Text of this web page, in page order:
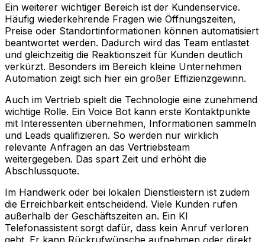
Ein weiterer wichtiger Bereich ist der Kundenservice.
Häufig wiederkehrende Fragen wie Öffnungszeiten,
Preise oder Standortinformationen können automatisiert
beantwortet werden. Dadurch wird das Team entlastet
und gleichzeitig die Reaktionszeit für Kunden deutlich
verkürzt. Besonders im Bereich kleine Unternehmen
Automation zeigt sich hier ein großer Effizienzgewinn.
Auch im Vertrieb spielt die Technologie eine zunehmend
wichtige Rolle. Ein Voice Bot kann erste Kontaktpunkte
mit Interessenten übernehmen, Informationen sammeln
und Leads qualifizieren. So werden nur wirklich
relevante Anfragen an das Vertriebsteam
weitergegeben. Das spart Zeit und erhöht die
Abschlussquote.
Im Handwerk oder bei lokalen Dienstleistern ist zudem
die Erreichbarkeit entscheidend. Viele Kunden rufen
außerhalb der Geschäftszeiten an. Ein KI
Telefonassistent sorgt dafür, dass kein Anruf verloren
geht. Er kann Rückrufwünsche aufnehmen oder direkt